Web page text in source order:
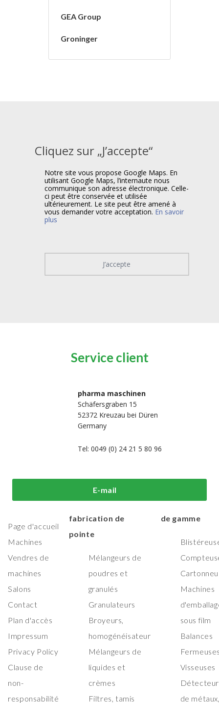
GEA Group
Groninger
Service client
pharma maschinen
Schäfersgraben 15
52372 Kreuzau bei Düren
Germany
Tel: 0049 (0) 24 21 5 80 96
E-mail
Cliquez sur „J’accepte“
Notre site vous propose Google Maps. En
utilisant Google Maps, l’internaute nous
communique son adresse électronique. Celle-
ci peut être conservée et utilisée
ultérieurement. Le site peut être amené à
vous demander votre acceptation. En savoir
plus
J’accepte
Page d'accueil
Machines
Vendres de
machines
Salons
Contact
Plan d'accès
Impressum
Privacy Policy
Clause de
non-
responsabilité
Machines de
traitement et de
fabrication de
pointe
Mélangeurs de
poudres et
granulés
Granulateurs
Broyeurs,
homogénéisateur
Mélangeurs de
liquides et
crèmes
Filtres, tamis
d'emballage
de gamme
Machines
sous film
Balances
Visseuses
de